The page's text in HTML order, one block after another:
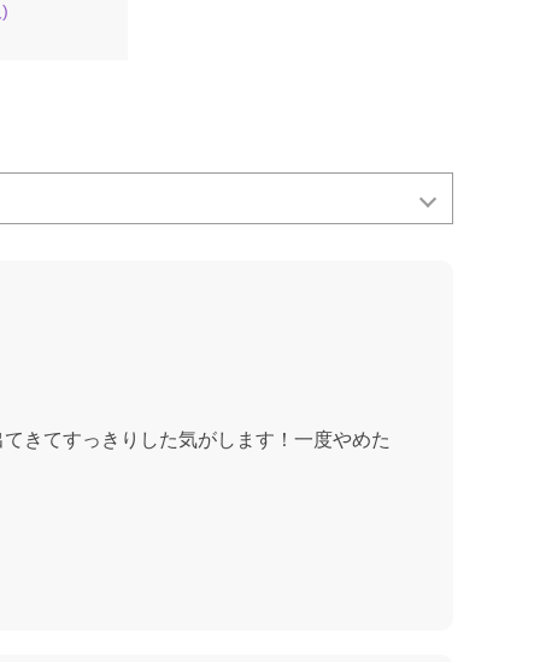
きてすっきりした気がします！一度やめた